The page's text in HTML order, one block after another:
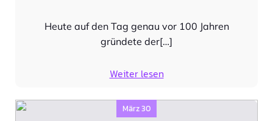
Heute auf den Tag genau vor 100 Jahren
gründete der[…]
Weiter lesen
März 30